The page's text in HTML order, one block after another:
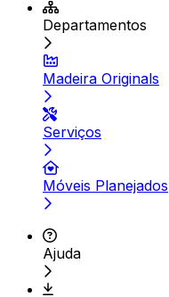
Departamentos
Madeira Originals
Serviços
Móveis Planejados
Ajuda